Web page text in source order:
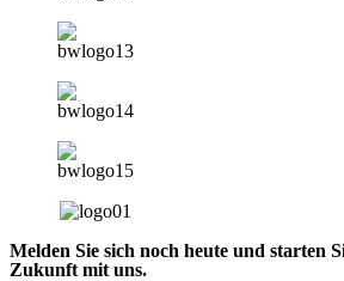
Melden Sie sich noch heute und starten
Zukunft mit uns.